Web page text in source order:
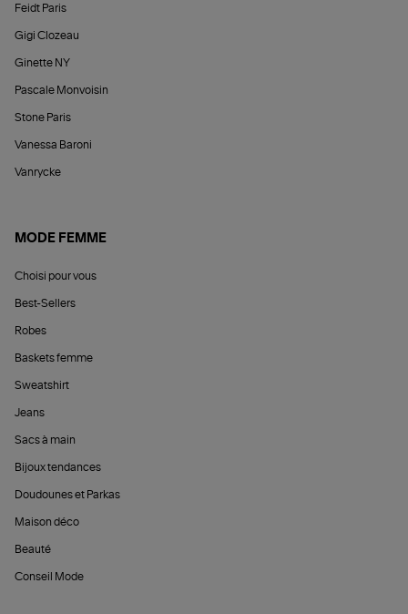
Feidt Paris
Gigi Clozeau
Ginette NY
Pascale Monvoisin
Stone Paris
Vanessa Baroni
Vanrycke
MODE FEMME
Choisi pour vous
Best-Sellers
Robes
Baskets femme
Sweatshirt
Jeans
Sacs à main
Bijoux tendances
Doudounes et Parkas
Maison déco
Beauté
Conseil Mode